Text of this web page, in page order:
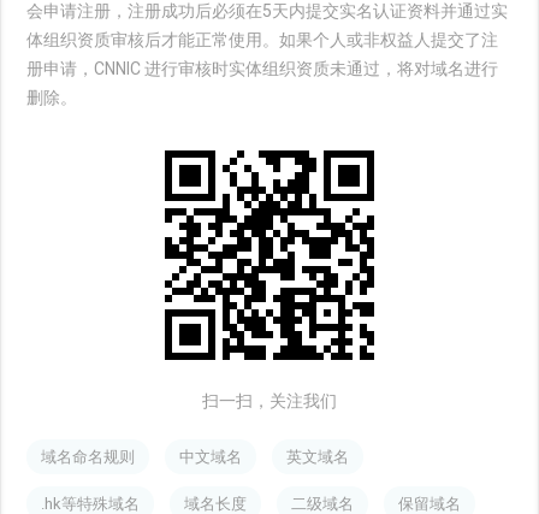
会申请注册，注册成功后必须在5天内提交实名认证资料并通过实
体组织资质审核后才能正常使用。如果个人或非权益人提交了注
册申请，CNNIC 进行审核时实体组织资质未通过，将对域名进行
删除。
扫一扫，关注我们
域名命名规则 中文域名 英文域名
.hk等特殊域名 域名长度 二级域名 保留域名